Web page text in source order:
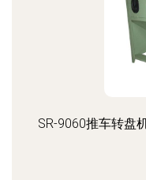
SR-9060推车转盘